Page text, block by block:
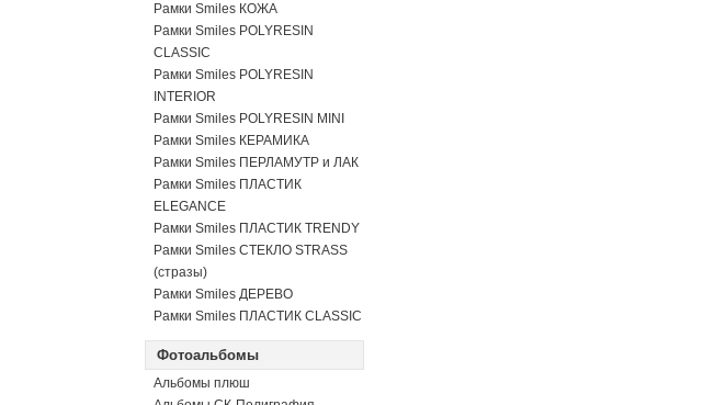
Рамки Smiles КОЖА
Рамки Smiles POLYRESIN
CLASSIC
Рамки Smiles POLYRESIN
INTERIOR
Рамки Smiles POLYRESIN MINI
Рамки Smiles КЕРАМИКА
Рамки Smiles ПЕРЛАМУТР и ЛАК
Рамки Smiles ПЛАСТИК
ELEGANCE
Рамки Smiles ПЛАСТИК TRENDY
Рамки Smiles СТЕКЛО STRASS
(стразы)
Рамки Smiles ДЕРЕВО
Рамки Smiles ПЛАСТИК CLASSIC
Фотоальбомы
Альбомы плюш